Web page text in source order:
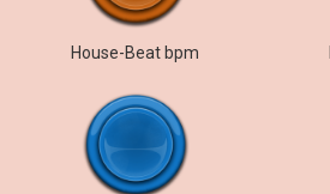
House-Beat bpm